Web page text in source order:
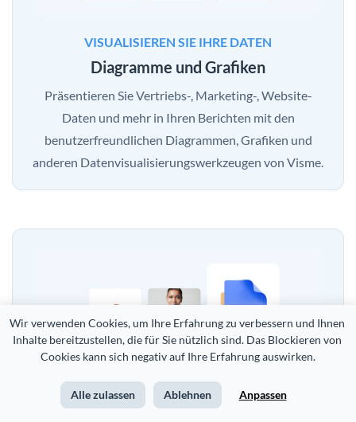
Wir verwenden Cookies, um Ihre Erfahrung zu verbessern und Ihnen
Inhalte bereitzustellen, die für Sie nützlich sind. Das Blockieren von
Cookies kann sich negativ auf Ihre Erfahrung auswirken.
Alle zulassen Ablehnen Anpassen
VISUALISIEREN SIE IHRE DATEN
Diagramme und Grafiken
Präsentieren Sie Vertriebs-, Marketing-, Website-
Daten und mehr in Ihren Berichten mit den
benutzerfreundlichen Diagrammen, Grafiken und
anderen Datenvisualisierungswerkzeugen von Visme.